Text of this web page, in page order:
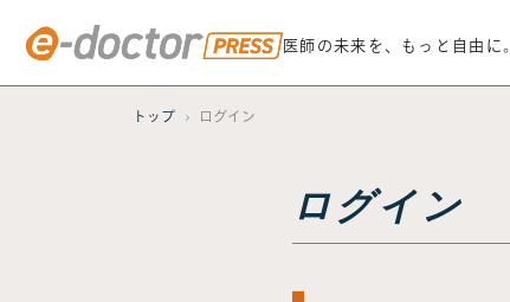
医師の未来を、もっと自由に
トップ ログイン
ログイン